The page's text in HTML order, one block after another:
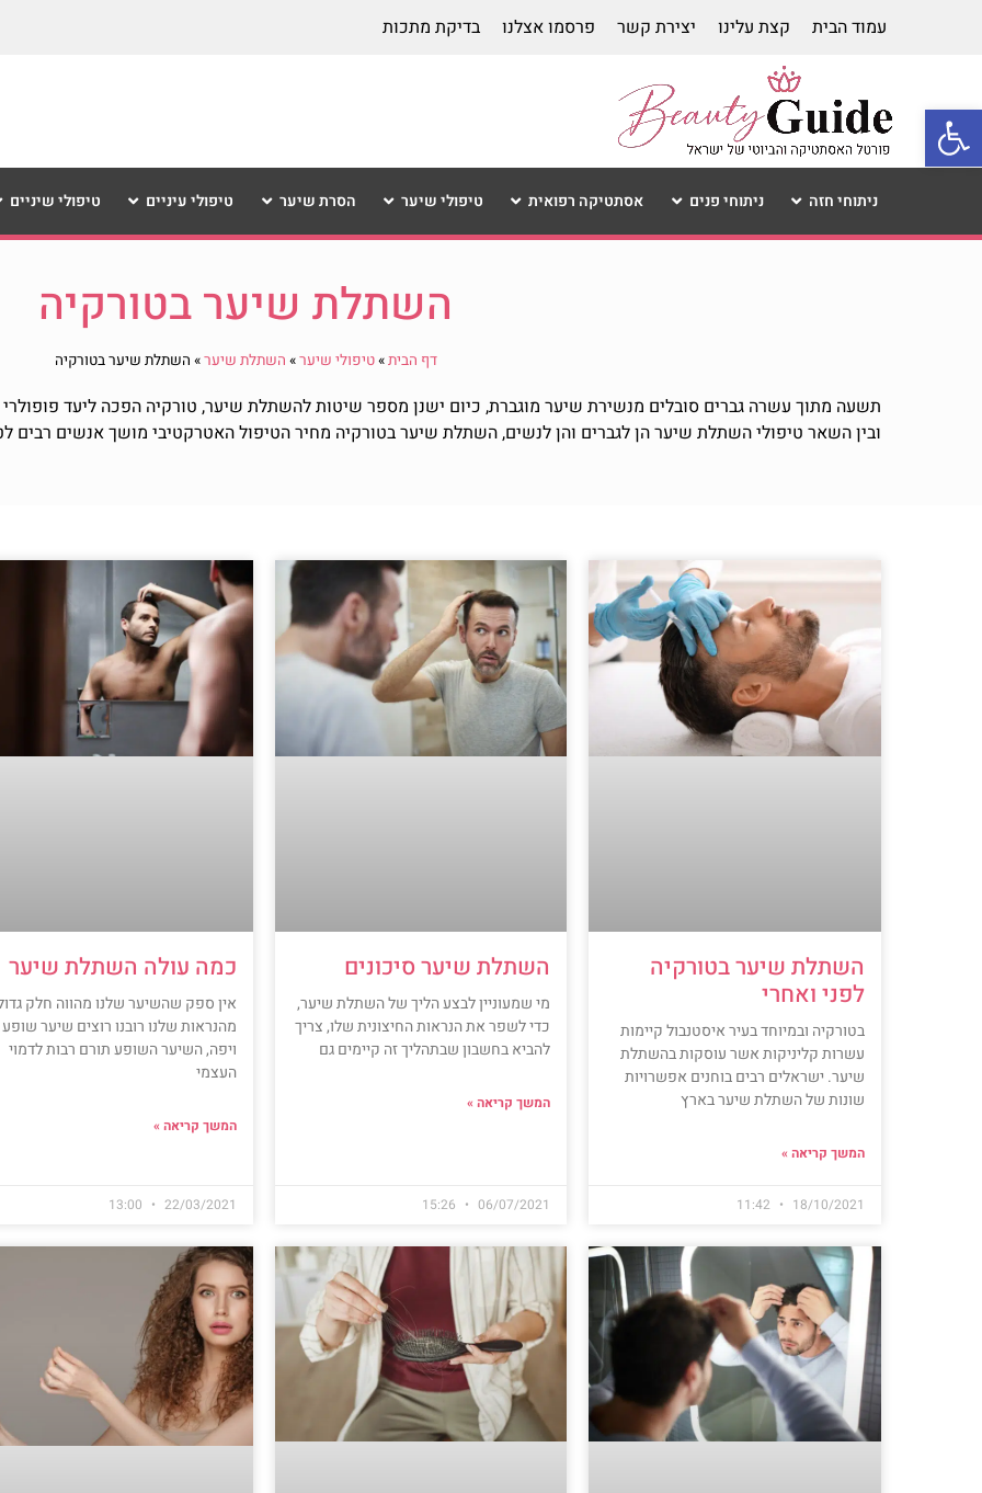
עמוד הבית קצת עלינו יצירת קשר פרסמו אצלנו בדיקת מתכות
ניתוחי חזה ניתוחי פנים אסתטיקה רפואית טיפולי שיער הסרת שיער טיפולי עיניים טיפולי שיניים
השתלת שיער בטורקיה
דף הבית»טיפולי שיער» השתלת שיער» השתלת שיער בטורקיה
תשעה מתוך עשרה גברים סובלים מנשירת שיער מוגברת, כיום ישנן מספר שיטות להשתלת שיער, טורקיה הפכה ליעד פופולרי
ובין השאר טיפולי השתלת שיער הן לגברים והן לנשים, השתלת שיער בטורקיה מחיר הטיפול האטרקטיבי מושך אנשים רבים
השתלת שיער בטורקיה
לפני ואחרי
בטורקיה ובמיוחד בעיר איסטנבול קיימות
עשרות קליניקות אשר עוסקות בהשתלת
שיער. ישראלים רבים בוחנים אפשרויות
שונות של השתלת שיער בארץ
המשך קריאה »
18/10/2021
השתלת שיער סיכונים
מי שמעוניין לבצע הליך של השתלת שיער,
כדי לשפר את הנראות החיצונית שלו, צריך
להביא בחשבון שבתהליך זה קיימים גם
המשך קריאה »
06/07/2021
כמה עולה השתלת שיער
אין ספק שהשיער שלנו מהווה חלק
מהנראות שלנו רובנו רוצים שיער שופע
ויפה, השיער השופע תורם רבות לדמוי
העצמי
המשך קריאה »
22/03/2021
פתח סרגל נגישות